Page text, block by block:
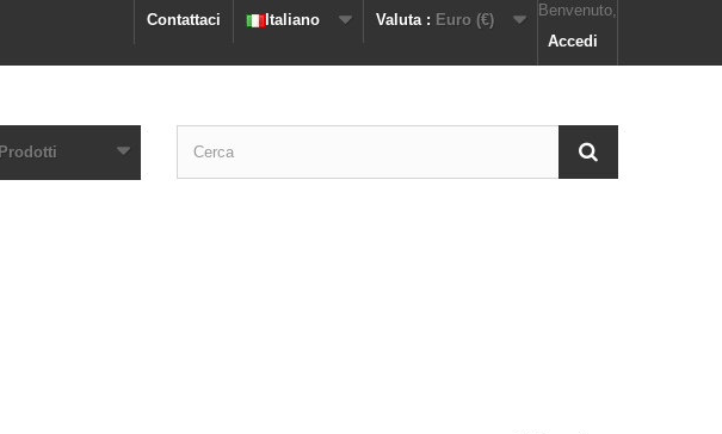
Benvenuto,
Accedi
Valuta : Euro (€)
Italiano
Contattaci
Prodotti